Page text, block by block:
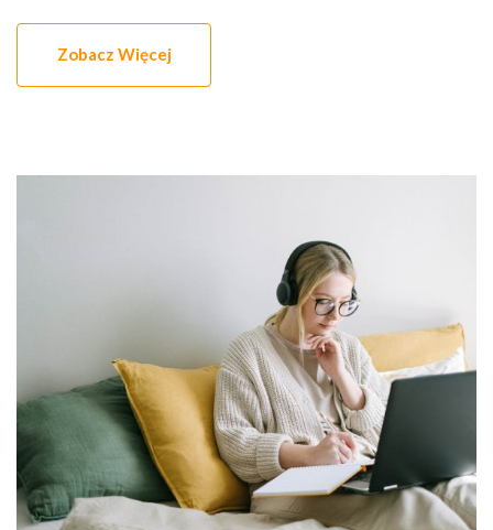
Zobacz Więcej